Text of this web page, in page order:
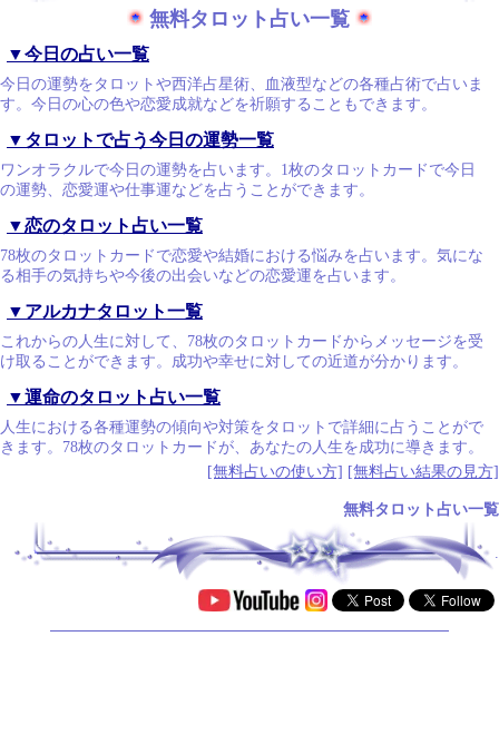
無料タロット占い一覧
▼今日の占い一覧
今日の運勢をタロットや西洋占星術、血液型などの各種占術で占いま
す。今日の心の色や恋愛成就などを祈願することもできます。
▼タロットで占う今日の運勢一覧
ワンオラクルで今日の運勢を占います。1枚のタロットカードで今日
の運勢、恋愛運や仕事運などを占うことができます。
▼恋のタロット占い一覧
78枚のタロットカードで恋愛や結婚における悩みを占います。気にな
る相手の気持ちや今後の出会いなどの恋愛運を占います。
▼アルカナタロット一覧
これからの人生に対して、78枚のタロットカードからメッセージを受
け取ることができます。成功や幸せに対しての近道が分かります。
▼運命のタロット占い一覧
人生における各種運勢の傾向や対策をタロットで詳細に占うことがで
きます。78枚のタロットカードが、あなたの人生を成功に導きます。
[無料占いの使い方] [無料占い結果の見方]
無料タロット占い一覧